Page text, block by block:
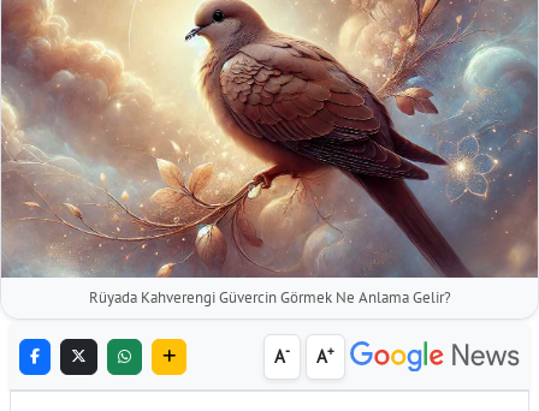
Rüyada Kahverengi Güvercin Görmek Ne Anlama Gelir?
A- A+